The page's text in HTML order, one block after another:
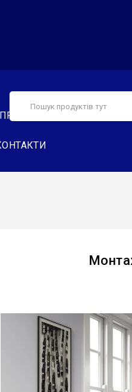
ПРО НАС